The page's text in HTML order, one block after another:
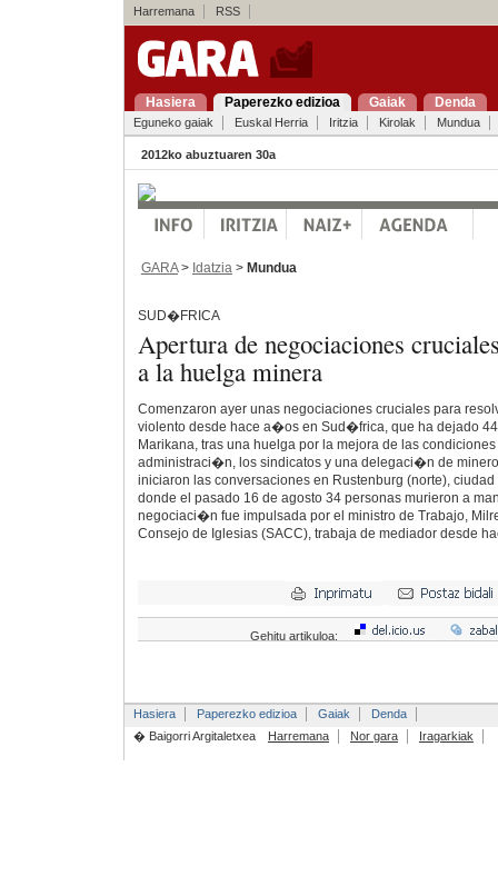
Harremana RSS
Hasiera Paperezko edizioa Gaiak Denda
Eguneko gaiak Euskal Herria Iritzia Kirolak Mundua
2012ko abuztuaren 30a
GARA> Idatzia > Mundua
SUD�FRICA
Apertura de negociaciones
a la huelga minera
Comenzaron ayer unas negociaciones cruciales para
violento desde hace a�os en Sud�frica, que ha dejado
Marikana, tras una huelga por la mejora de las
administraci�n, los sindicatos y una delegaci�n de
iniciaron las conversaciones en Rustenburg (norte),
donde el pasado 16 de agosto 34 personas murieron a
negociaci�n fue impulsada por el ministro de Trabajo,
Consejo de Iglesias (SACC), trabaja de mediador desde
Gehitu artikuloa:
Hasiera Paperezko edizioa Gaiak
Denda
� Baigorri Argitaletxea
Harremana Nor gara Iragarkiak